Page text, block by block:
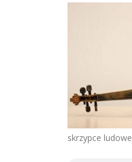
skrzypce ludowe